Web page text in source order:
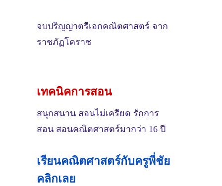
จบปริญญาตรีเอกคณิตศาสตร์ จาก
ราชภัฏโคราช
เทคนิคการสอน
สนุกสนาน สอนไม่เครียด รักการ
สอน สอนคณิตศาสตร์มากว่า 16 ปี
เรียนคณิตศาสตร์กับครูพี่ชัย
คลิกเลย